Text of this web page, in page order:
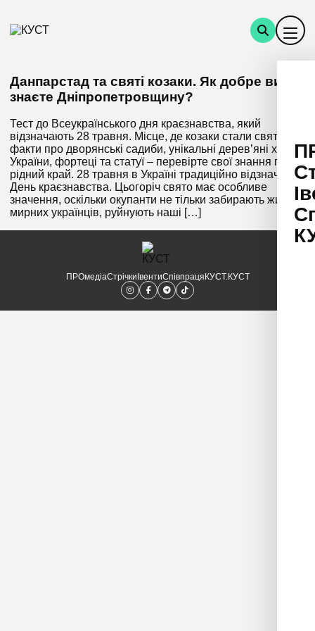
Данпарстад та святі козаки. Як добре ви
знаєте Дніпропетровщину?
Тест до Всеукраїнського дня краєзнавства, який
відзначають 28 травня. Місце, де козаки стали святими,
факти про дворянські садиби, унікальні дерев’яні храми
України, фортеці та статуї – перевірте свої знання про
рідний край. 28 травня в Україні традиційно відзначають
День краєзнавства. Цьогоріч свято має особливе
значення, оскільки окупанти не тільки забирають життя
мирних українців, руйнують наші […]
ПРОмедіаСтрічки ІвентиСпівпраця КУСТ.КУСТ